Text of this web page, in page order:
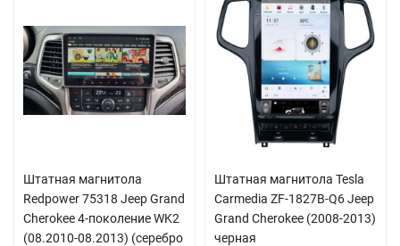
Штатная магнитола
Redpower 75318 Jeep Grand
Cherokee 4-поколение WK2
(08.2010-08.2013) (серебро
Штатная магнитола Tesla
Carmedia ZF-1827B-Q6 Jeep
Grand Cherokee (2008-2013)
черная